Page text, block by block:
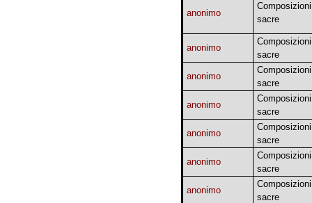
anonimo
Composizioni
sacre
anonimo
Composizioni
sacre
anonimo
Composizioni
sacre
anonimo
Composizioni
sacre
anonimo
Composizioni
sacre
anonimo
Composizioni
sacre
anonimo
Composizioni
sacre